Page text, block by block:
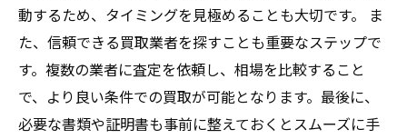
動するため、タイミングを見極めることも大切です。 ま
た、信頼できる買取業者を探すことも重要なステップで
す。複数の業者に査定を依頼し、相場を比較すること
で、より良い条件での買取が可能となります。最後に、
必要な書類や証明書も事前に整えておくとスムーズに手